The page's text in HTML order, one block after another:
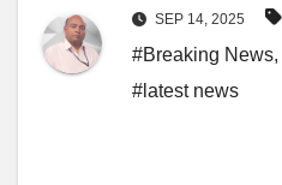
SEP 14, 2025
#Breaking News,
#latest news